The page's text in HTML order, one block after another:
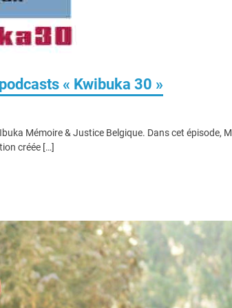
« Kwibuka 30 »
Mémoire & Justice Belgique. Dans cet épisode,
créée […]